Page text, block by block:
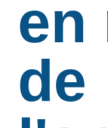
en
de